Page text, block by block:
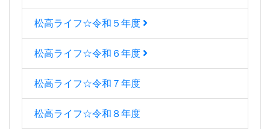
松高ライフ☆令和５年度
松高ライフ☆令和６年度
松高ライフ☆令和７年度
松高ライフ☆令和８年度